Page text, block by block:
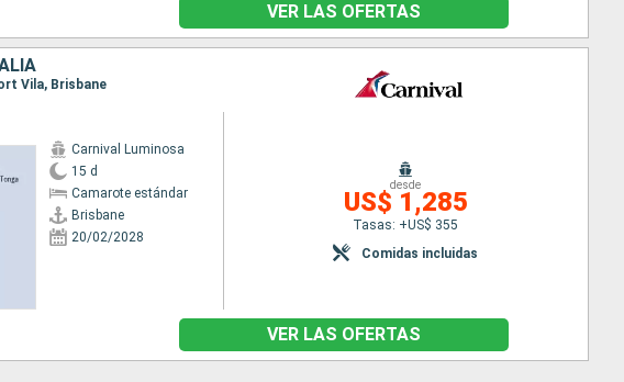
VER LAS OFERTAS
Vila, Brisbane
Carnival Luminosa
15 d
Camarote estándar
Brisbane
20/02/2028
desde
US$ 1,285
Tasas: +US$ 355
Comidas incluidas
VER LAS OFERTAS